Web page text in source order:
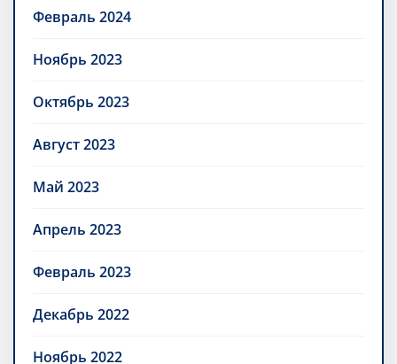
Февраль 2024
Ноябрь 2023
Октябрь 2023
Август 2023
Май 2023
Апрель 2023
Февраль 2023
Декабрь 2022
Ноябрь 2022